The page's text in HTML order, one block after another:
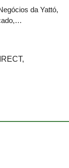
da Yattó,